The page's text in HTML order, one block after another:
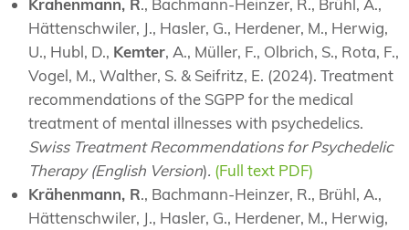
Hättenschwiler, J., Hasler, G., Herdener, M., Herwig,
U., Hubl, D., Kemter, A., Müller, F., Olbrich, S., Rota, F.,
Vogel, M., Walther, S. & Seifritz, E. (2024). Treatment
recommendations of the SGPP for the medical
treatment of mental illnesses with psychedelics.
Swiss Treatment Recommendations for Psychedelic
Therapy (English Version). (Full text PDF)
Krähenmann, R., Bachmann-Heinzer, R., Brühl, A.,
Hättenschwiler, J., Hasler, G., Herdener, M., Herwig,